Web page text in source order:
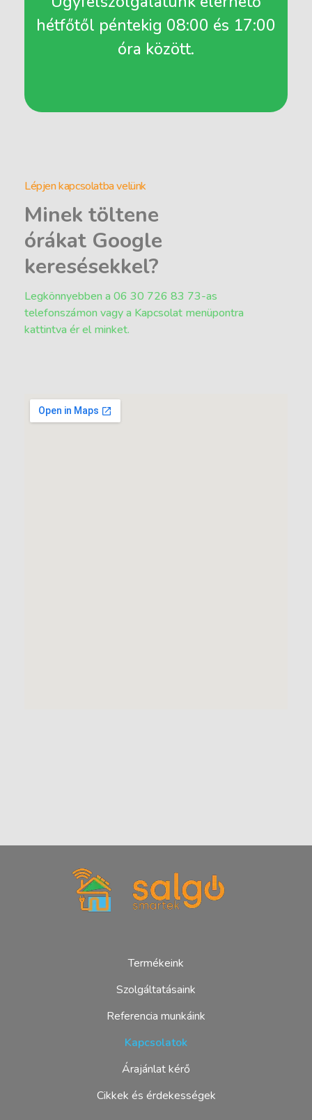
hétfőtől péntekig 08:00 és 17:00
óra között.
Lépjen kapcsolatba velünk
Minek töltene
órákat Google
keresésekkel?
Legkönnyebben a 06 30 726 83 73-as
telefonszámon vagy a Kapcsolat menüpontra
kattintva ér el minket.
Termékeink
Szolgáltatásaink
Referencia munkáink
Kapcsolatok
Árajánlat kérő
Cikkek és érdekességek